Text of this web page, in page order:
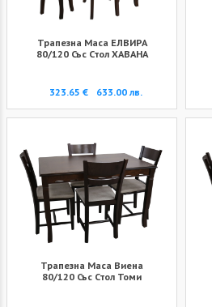
Трапезна Маса ЕЛВИРА
80/120 Със Стол ХАВАНА
323.65 € 633.00 лв.
Трапезна Маса Виена
80/120 Със Стол Томи